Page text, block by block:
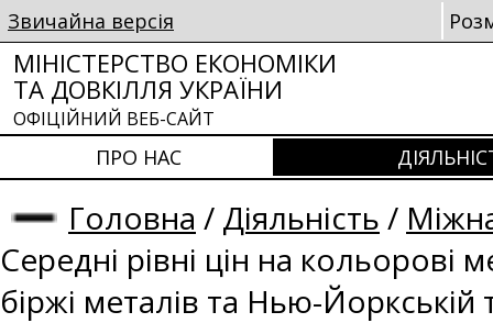
Звичайна версія
МІНІСТЕРСТВО ЕКОНОМІКИ
ТА ДОВКІЛЛЯ УКРАЇНИ
ОФІЦІЙНИЙ ВЕБ-САЙТ
ПРО НАС
Головна / Діяльність /
Середні рівні цін на кольорові
біржі металів та Нью-Йоркській